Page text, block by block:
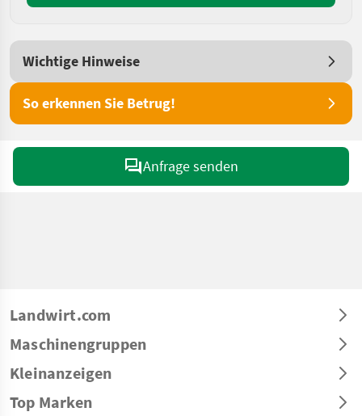
Wichtige Hinweise
So erkennen Sie Betrug!
Anfrage senden
Landwirt.com
Maschinengruppen
Kleinanzeigen
Top Marken